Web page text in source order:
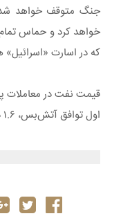
جنگ متوقف خواهد
خواهد کرد و حماس تمام
که در اسارت «اسرائیل»
قیمت نفت در معاملات
اول توافق آتش‌بس، ۱.۶ درصد سقوط کرده بود.